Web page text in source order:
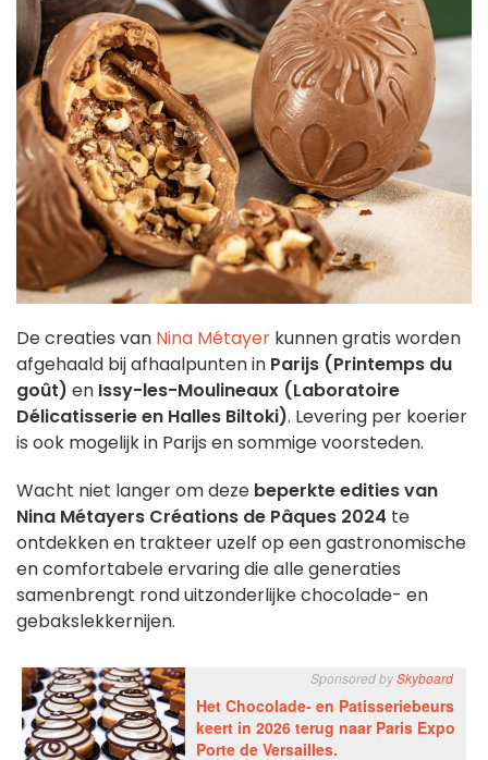
De creaties van Nina Métayer kunnen gratis worden
afgehaald bij afhaalpunten in Parijs (Printemps du
goût) en Issy-les-Moulineaux (Laboratoire
Délicatisserie en Halles Biltoki). Levering per koerier
is ook mogelijk in Parijs en sommige voorsteden.
Wacht niet langer om deze beperkte edities van
Nina Métayers Créations de Pâques 2024 te
ontdekken en trakteer uzelf op een gastronomische
en comfortabele ervaring die alle generaties
samenbrengt rond uitzonderlijke chocolade- en
gebakslekkernijen.